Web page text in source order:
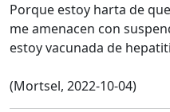
Porque estoy harta de
me amenacen con
estoy vacunada de
(Mortsel, 2022-10-04)